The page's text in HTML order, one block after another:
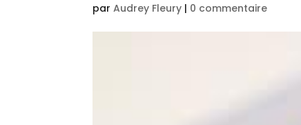
parAudrey Fleury | 0 commentaire